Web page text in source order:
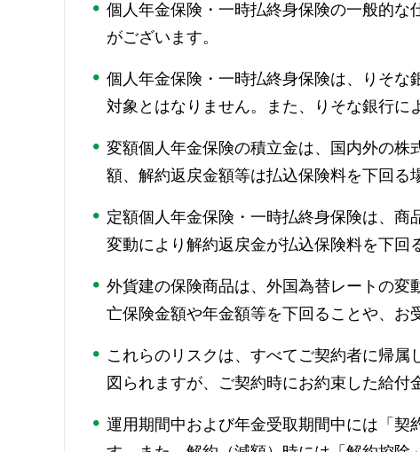
個人年金保険・一時払終身保険の一般的な
がございます。
個人年金保険・一時払終身保険は、りそ
対象とはなりません。また、りそな銀行に
変額個人年金保険の積立金は、国内外の
額、解約返戻金額等は払込保険料を下回る
定額個人年金保険・一時払終身保険は、
変動により解約返戻金が払込保険料を下回
外貨建の保険商品は、外国為替レートの
亡保険金額や年金額等を下回ることや、お
これらのリスクは、すべてご契約者に帰
図られますが、ご契約時にお約束した給付
運用期間中および年金受取期間中には「契